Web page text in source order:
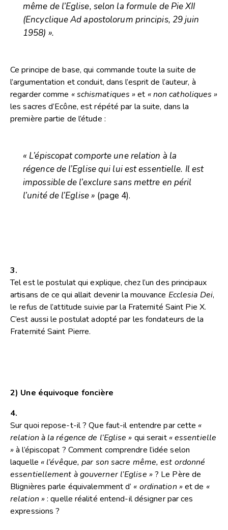
même de l’Eglise, selon la formule de Pie XII
(Encyclique Ad apostolorum principis, 29 juin
1958) ».
Ce principe de base, qui commande toute la suite de
l’argumentation et conduit, dans l’esprit de l’auteur, à
regarder comme « schismatiques »et « non catholiques »
les sacres d’Ecône, est répété par la suite, dans la
première partie de l’étude :
« L’épiscopat comporte une relation à la
régence de l’Eglise qui lui est essentielle. Il est
impossible de l’exclure sans mettre en péril
l’unité de l’Eglise » (page 4).
3.
Tel est le postulat qui explique, chez l’un des principaux
artisans de ce qui allait devenir la mouvance Ecclesia Dei,
le refus de l’attitude suivie par la Fraternité Saint Pie X.
C’est aussi le postulat adopté par les fondateurs de la
Fraternité Saint Pierre.
2) Une équivoque foncière
4.
Sur quoi repose-t-il ? Que faut-il entendre par cette «
relation à la régence de l’Eglise » qui serait « essentielle
»à l’épiscopat ? Comment comprendre l’idée selon
laquelle « l’évêque, par son sacre même, est ordonné
essentiellement à gouverner l’Eglise »? Le Père de
Blignières parle équivalemment d’ « ordination »et de «
relation »: quelle réalité entend-il désigner par ces
expressions ?